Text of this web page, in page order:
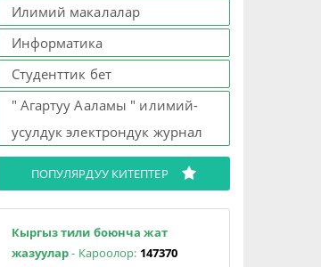
Илимий макалалар
Информатика
Студенттик бет
" Агартуу Ааламы " илимий-
усулдук электрондук журнал
ПОПУЛЯРДУУ КИТЕПТЕР
Кыргыз тили боюнча жат
жазуулар- Кароолор: 147370